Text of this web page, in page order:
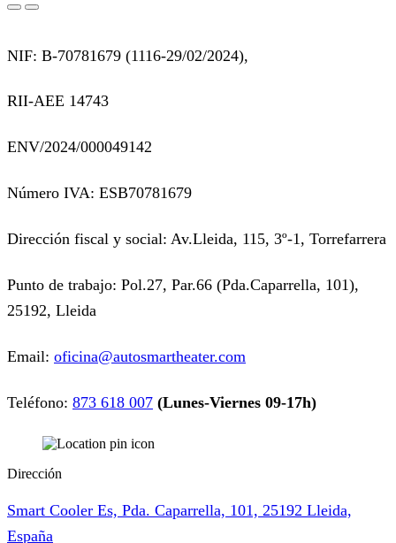
NIF: B-70781679 (1116-29/02/2024),
RII-AEE 14743
ENV/2024/000049142
Número IVA: ESB70781679
Dirección fiscal y social: Av.Lleida, 115, 3º-1, Torrefarrera
Punto de trabajo: Pol.27, Par.66 (Pda.Caparrella, 101),
25192, Lleida
Email: oficina@autosmartheater.com
Teléfono: 873 618 007 (Lunes-Viernes 09-17h)
Dirección
Smart Cooler Es, Pda. Caparrella, 101, 25192 Lleida,
España